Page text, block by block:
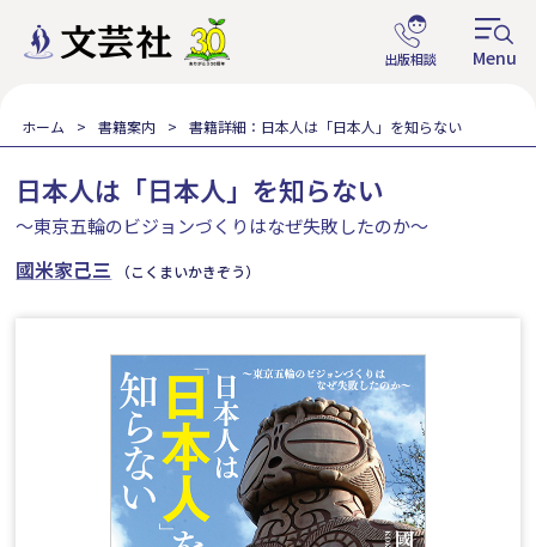
ホーム 書籍案内 書籍詳細：日本人は「日本人」を知らない
日本人は「日本人」を知らない
～東京五輪のビジョンづくりはなぜ失敗したのか～
國米家己三 （こくまいかきぞう）